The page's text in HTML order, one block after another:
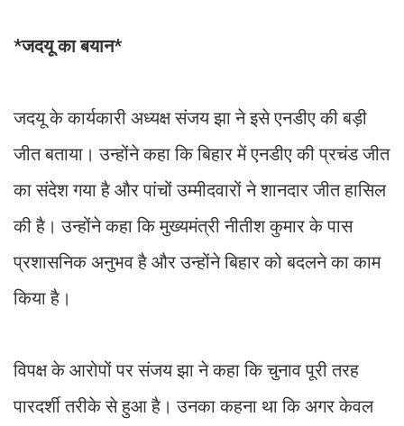
*जदयू का बयान*
जदयू के कार्यकारी अध्यक्ष संजय झा ने इसे एनडीए की बड़ी
जीत बताया। उन्होंने कहा कि बिहार में एनडीए की प्रचंड जीत
का संदेश गया है और पांचों उम्मीदवारों ने शानदार जीत हासिल
की है। उन्होंने कहा कि मुख्यमंत्री नीतीश कुमार के पास
प्रशासनिक अनुभव है और उन्होंने बिहार को बदलने का काम
किया है।
विपक्ष के आरोपों पर संजय झा ने कहा कि चुनाव पूरी तरह
पारदर्शी तरीके से हुआ है। उनका कहना था कि अगर केवल